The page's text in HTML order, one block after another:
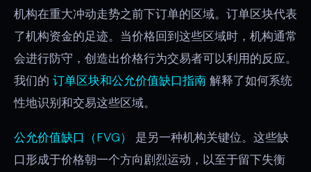
机构在重大冲动走势之前下订单的区域。订单区块代表
了机构资金的足迹。当价格回到这些区域时，机构通常
会进行防守，创造出价格行为交易者可以利用的反应。
我们的 订单区块和公允价值缺口指南 解释了如何系统
性地识别和交易这些区域。
公允价值缺口（FVG）
是另一种机构关键位。这些缺
口形成于价格朝一个方向剧烈运动，以至于留下失衡